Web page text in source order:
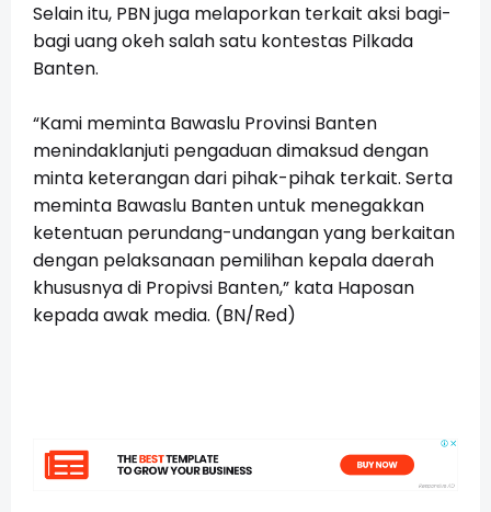
Selain itu, PBN juga melaporkan terkait aksi bagi-
bagi uang okeh salah satu kontestas Pilkada
Banten.
“Kami meminta Bawaslu Provinsi Banten
menindaklanjuti pengaduan dimaksud dengan
minta keterangan dari pihak-pihak terkait. Serta
meminta Bawaslu Banten untuk menegakkan
ketentuan perundang-undangan yang berkaitan
dengan pelaksanaan pemilihan kepala daerah
khususnya di Propivsi Banten,” kata Haposan
kepada awak media. (BN/Red)